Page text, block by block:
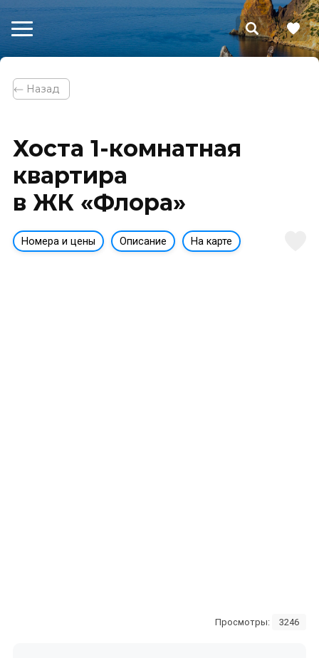
⃪ Назад
Хоста 1-комнатная
квартира
в ЖК «Флора»
Номера и цены Описание На карте
Просмотры: 3246